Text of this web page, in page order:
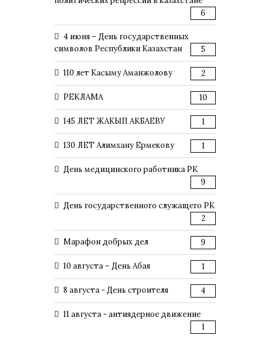
6
4 июня – День государственных
символов Республики Казахстан
5
110 лет Касыму Аманжолову 2
РЕКЛАМА 10
145 ЛЕТ ЖАКЫП АКБАЕВУ 1
130 ЛЕТ Алимхану Ермекову 1
День медицинского работника РК
9
День государственного служащего РК
2
Марафон добрых дел 9
10 августа – День Абая 1
8 августа - День строителя 4
11 августа - антиядерное движение
1